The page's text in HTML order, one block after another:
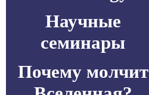
Научные
семинары
Почему молчит